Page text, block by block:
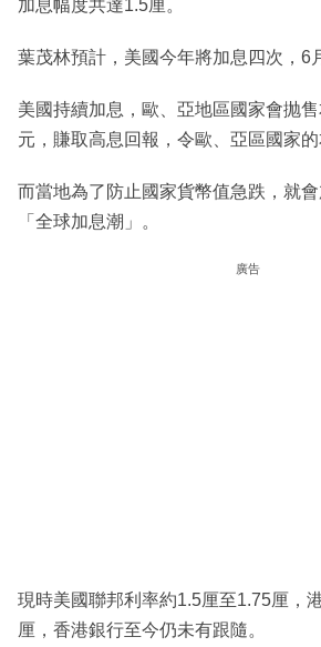
加息幅度共達1.5厘。
葉茂林預計，美國今年將加息四次，6
美國持續加息，歐、亞地區國家會抛
元，賺取高息回報，令歐、亞區國家的
而當地為了防止國家貨幣值急跌，就
「全球加息潮」。
廣告
現時美國聯邦利率約1.5厘至1.75厘，
厘，香港銀行至今仍未有跟隨。